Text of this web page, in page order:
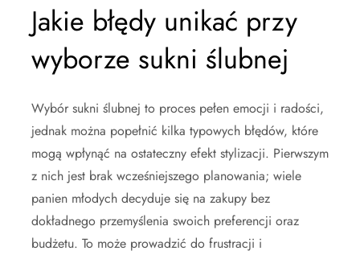
Jakie błędy unikać przy
wyborze sukni ślubnej
Wybór sukni ślubnej to proces pełen emocji i radości,
jednak można popełnić kilka typowych błędów, które
mogą wpłynąć na ostateczny efekt stylizacji. Pierwszym
z nich jest brak wcześniejszego planowania; wiele
panien młodych decyduje się na zakupy bez
dokładnego przemyślenia swoich preferencji oraz
budżetu. To może prowadzić do frustracji i